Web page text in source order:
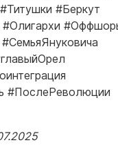
#Беркут
#Олигархи
#ПослеРеволюции